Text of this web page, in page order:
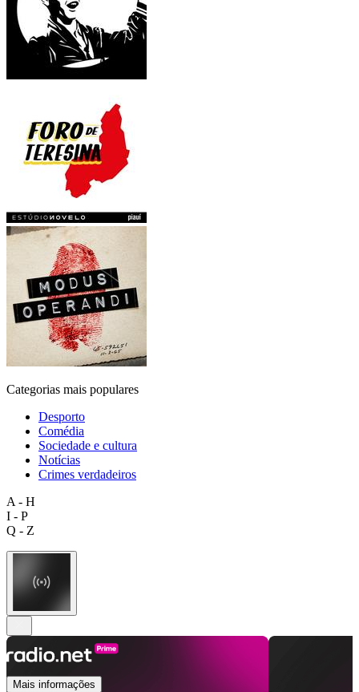
Categorias mais populares
Desporto
Comédia
Sociedade e cultura
Notícias
Crimes verdadeiros
A - H
I - P
Q - Z
Mais informações